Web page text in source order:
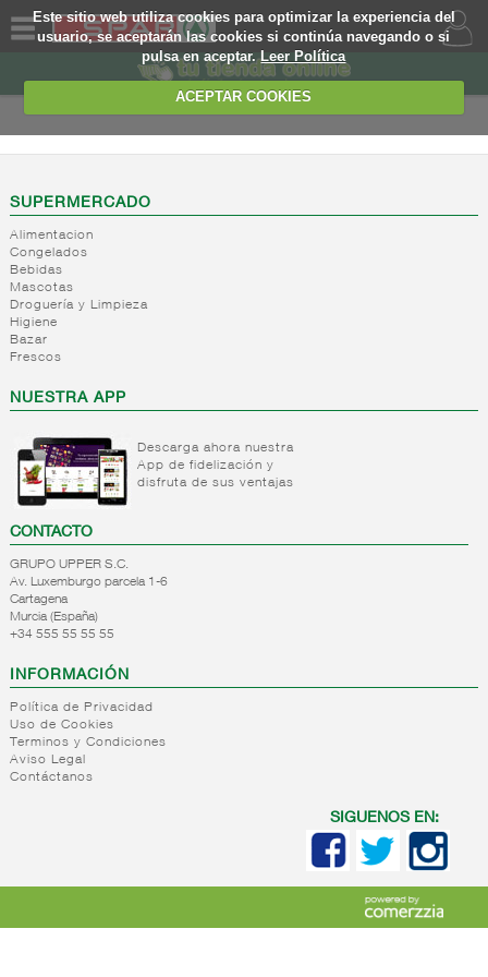
Este sitio web utiliza cookies para optimizar la experiencia del
usuario, se aceptarán las cookies si continúa navegando o si
pulsa en aceptar.Leer Política
ACEPTAR COOKIES
SOMOS
WEB
EJEMPLO
SUPERMERCADO
Alimentacion
Congelados
Bebidas
Mascotas
Droguería y Limpieza
Higiene
Bazar
Frescos
NUESTRA APP
Descarga ahora nuestra
App de fidelización y
disfruta de sus ventajas
CONTACTO
GRUPO UPPER S.C.
Av. Luxemburgo parcela 1-6
Cartagena
Murcia (España)
+34 555 55 55 55
INFORMACIÓN
Política de Privacidad
Uso de Cookies
Terminos y Condiciones
Aviso Legal
Contáctanos
SIGUENOS EN: